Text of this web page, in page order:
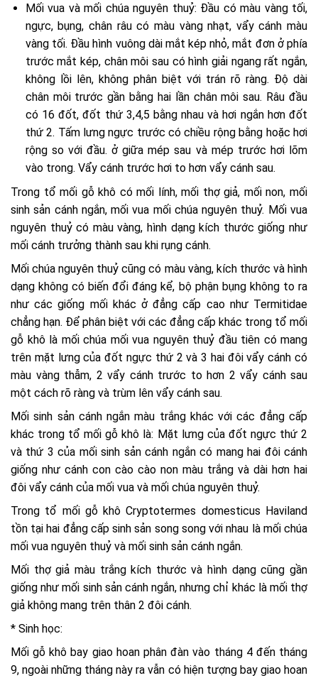
Mối vua và mối chúa nguyên thuỷ: Đầu có màu vàng tối,
ngực, bụng, chân râu có màu vàng nhạt, vẩy cánh màu
vàng tối. Đầu hình vuông dài mắt kép nhỏ, mắt đơn ở phía
trước mắt kép, chân môi sau có hình giải ngang rất ngắn,
không lồi lên, không phân biệt với trán rõ ràng. Độ dài
chân môi trước gần bằng hai lần chân môi sau. Râu đầu
có 16 đốt, đốt thứ 3,4,5 bằng nhau và hơi ngắn hơn đốt
thứ 2. Tấm lưng ngực trước có chiều rộng bằng hoặc hơi
rộng so với đầu. ở giữa mép sau và mép trước hơi lõm
vào trong. Vẩy cánh trước hơi to hơn vẩy cánh sau.
Trong tổ mối gỗ khô có mối lính, mối thợ giả, mối non, mối
sinh sản cánh ngắn, mối vua mối chúa nguyên thuỷ. Mối vua
nguyên thuỷ có màu vàng, hình dạng kích thước giống như
mối cánh trưởng thành sau khi rụng cánh.
Mối chúa nguyên thuỷ cũng có màu vàng, kích thước và hình
dạng không có biến đổi đáng kể, bộ phận bụng không to ra
như các giống mối khác ở đẳng cấp cao như Termitidae
chẳng hạn. Để phân biệt với các đẳng cấp khác trong tổ mối
gỗ khô là mối chúa mối vua nguyên thuỷ đầu tiên có mang
trên mặt lưng của đốt ngực thứ 2 và 3 hai đôi vẩy cánh có
màu vàng thẫm, 2 vẩy cánh trước to hơn 2 vẩy cánh sau
một cách rõ ràng và trùm lên vẩy cánh sau.
Mối sinh sản cánh ngắn màu trắng khác với các đẳng cấp
khác trong tổ mối gỗ khô là: Mặt lưng của đốt ngực thứ 2
và thứ 3 của mối sinh sản cánh ngắn có mang hai đôi cánh
giống như cánh con cào cào non màu trắng và dài hơn hai
đôi vẩy cánh của mối vua và mối chúa nguyên thuỷ.
Trong tổ mối gỗ khô Cryptotermes domesticus Haviland
tồn tại hai đẳng cấp sinh sản song song với nhau là mối chúa
mối vua nguyên thuỷ và mối sinh sản cánh ngắn.
Mối thợ giả màu trắng kích thước và hình dạng cũng gần
giống như mối sinh sản cánh ngắn, nhưng chỉ khác là mối thợ
giả không mang trên thân 2 đôi cánh.
* Sinh học:
Mối gỗ khô bay giao hoan phân đàn vào tháng 4 đến tháng
9, ngoài những tháng này ra vẫn có hiện tượng bay giao hoan